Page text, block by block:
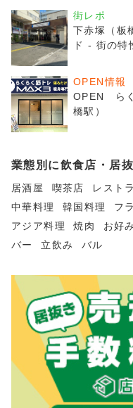
街レポ
下赤塚（板
ド - 街の特
OPEN情報
OPEN ら
橋駅）
業態別に飲食店・居
居酒屋 喫茶店 レスト
中華料理
韓国料理 フ
アジア料理
焼肉 お好
バー
立飲み バル